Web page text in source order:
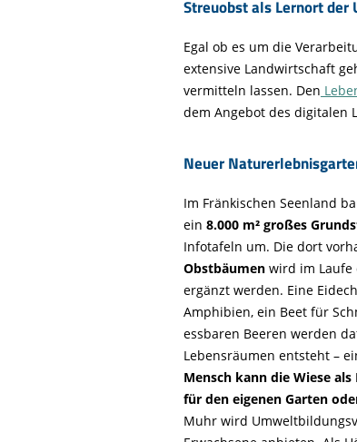
Streuobst als Lernort
Egal ob es um die
extensive Landwirtschaft
vermitteln lassen. Den
dem Angebot des digitalen
Neuer
Im Fränkischen Seenland
ein 8.000 m² großes
Infotafeln um. Die dort
Obstbäumen wird im Laufe
ergänzt werden. Eine
Amphibien, ein Beet für
essbaren Beeren werden
Lebensräumen entsteht –
Mensch kann die Wiese
für den eigenen Garten
Muhr wird